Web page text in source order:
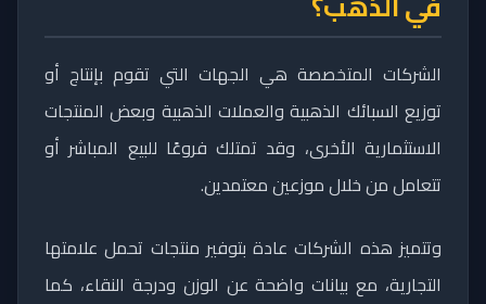
الشركات المتخصصة هي الجهات التي تقوم بإنتاج أو
توزيع السبائك الذهبية والعملات الذهبية وبعض المنتجات
الاستثمارية الأخرى، وقد تمتلك فروعًا للبيع المباشر أو
تتعامل من خلال موزعين معتمدين.
وتتميز هذه الشركات عادة بتوفير منتجات تحمل علامتها
التجارية، مع بيانات واضحة عن الوزن ودرجة النقاء، كما